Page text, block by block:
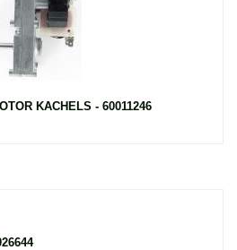
KACHELS - 60011246